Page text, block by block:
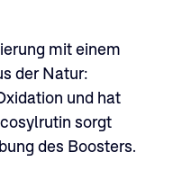
mit einem
der Natur:
und hat
sorgt
des Boosters.